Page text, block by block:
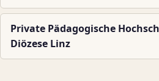
Private Pädagogische
Diözese Linz